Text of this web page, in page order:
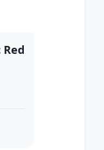
Red